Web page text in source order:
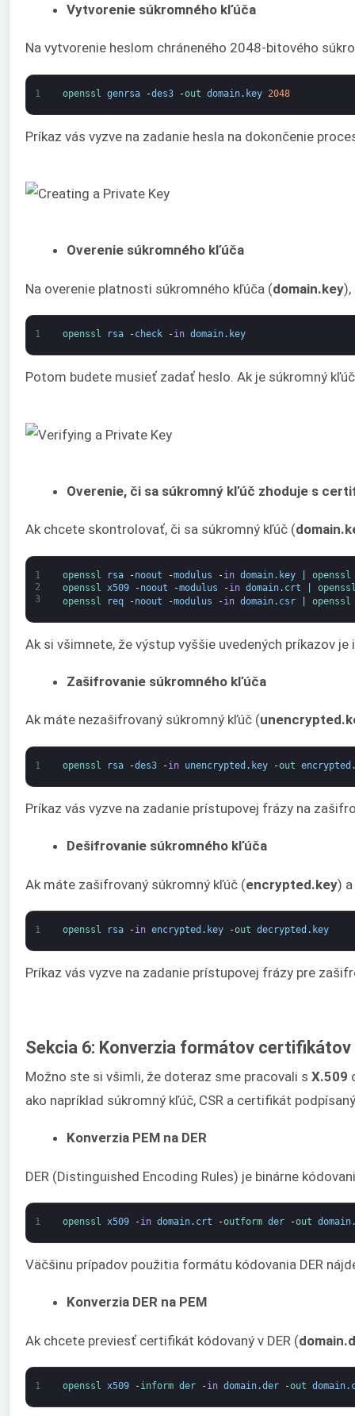
Vytvorenie súkromného kľúča
Na vytvorenie heslom chráneného 2048-bitového
1 openssl genrsa -des3 -out domain. key 2048
Príkaz vás vyzve na zadanie hesla na dokončenie
Overenie súkromného kľúča
Na overenie platnosti súkromného kľúča (domain.key),
1 openssl rsa -check -in domain. key
Potom budete musieť zadať heslo. Ak je súkromný
Overenie, či sa súkromný kľúč zhoduje s
Ak chcete skontrolovať, či sa súkromný kľúč (
1
2
3
openssl rsa -noout -modulus -in domain. key
openssl x509 -noout -modulus -in domain. crt
openssl
req -noout -modulus -in domain. csr
Ak si všimnete, že výstup vyššie uvedených príkazov
Zašifrovanie súkromného kľúča
Ak máte nezašifrovaný súkromný kľúč (
1 openssl rsa -des3 -in unencrypted . key -out encrypted
Príkaz vás vyzve na zadanie prístupovej frázy na
Dešifrovanie súkromného kľúča
Ak máte zašifrovaný súkromný kľúč (encrypted.key)
1 openssl rsa -in encrypted . key -out decrypted . key
Príkaz vás vyzve na zadanie prístupovej frázy pre
Sekcia 6: Konverzia formátov certifikátov
Možno ste si všimli, že doteraz sme pracovali s X.509
ako napríklad súkromný kľúč, CSR a certifikát
Konverzia PEM na DER
DER (Distinguished Encoding Rules) je binárne
1 openssl x509 -in domain. crt -outform der -out domain
Väčšinu prípadov použitia formátu kódovania DER
Konverzia DER na PEM
Ak chcete previesť certifikát kódovaný v DER (
1 openssl x509 -inform der -in domain.der -out domain.